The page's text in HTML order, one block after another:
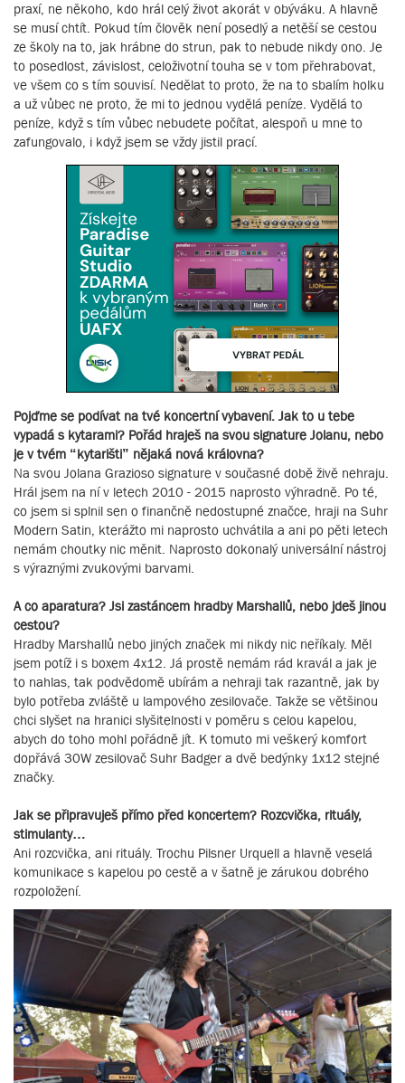
praxí, ne někoho, kdo hrál celý život akorát v obýváku. A hlavně
se musí chtít. Pokud tím člověk není posedlý a netěší se cestou
ze školy na to, jak hrábne do strun, pak to nebude nikdy ono. Je
to posedlost, závislost, celoživotní touha se v tom přehrabovat,
ve všem co s tím souvisí. Nedělat to proto, že na to sbalím holku
a už vůbec ne proto, že mi to jednou vydělá peníze. Vydělá to
peníze, když s tím vůbec nebudete počítat, alespoň u mne to
zafungovalo, i když jsem se vždy jistil prací.
Pojďme se podívat na tvé koncertní vybavení. Jak to u tebe
vypadá s kytarami? Pořád hraješ na svou signature Jolanu, nebo
je v tvém “kytarišti” nějaká nová královna?
Na svou Jolana Grazioso signature v současné době živě nehraju.
Hrál jsem na ní v letech 2010 - 2015 naprosto výhradně. Po té,
co jsem si splnil sen o finančně nedostupné značce, hraji na Suhr
Modern Satin, kterážto mi naprosto uchvátila a ani po pěti letech
nemám choutky nic měnit. Naprosto dokonalý universální nástroj
s výraznými zvukovými barvami.
A co aparatura? Jsi zastáncem hradby Marshallů, nebo jdeš jinou
cestou?
Hradby Marshallů nebo jiných značek mi nikdy nic neříkaly. Měl
jsem potíž i s boxem 4x12. Já prostě nemám rád kravál a jak je
to nahlas, tak podvědomě ubírám a nehraji tak razantně, jak by
bylo potřeba zvláště u lampového zesilovače. Takže se většinou
chci slyšet na hranici slyšitelnosti v poměru s celou kapelou,
abych do toho mohl pořádně jít. K tomuto mi veškerý komfort
dopřává 30W zesilovač Suhr Badger a dvě bedýnky 1x12 stejné
značky.
Jak se připravuješ přímo před koncertem? Rozcvička, rituály,
stimulanty…
Ani rozcvička, ani rituály. Trochu Pilsner Urquell a hlavně veselá
komunikace s kapelou po cestě a v šatně je zárukou dobrého
rozpoložení.